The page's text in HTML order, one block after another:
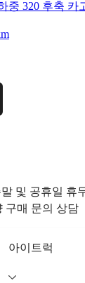
중 320 후축 카
및 공휴일 휴
구매 문의 상담
아이트럭